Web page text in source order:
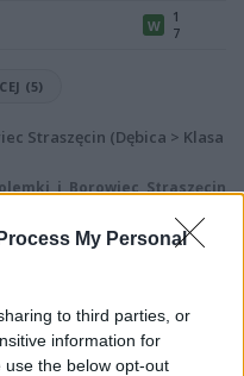
My Personal
to third parties, or
information for
the below opt-out
W
1
7
(5)
Straszęcin (Dębica > Klasa
i Borowiec Straszęcin
dla kibiców i pasjonatów
tutaj danych z pewnością